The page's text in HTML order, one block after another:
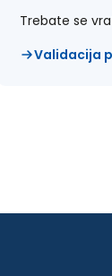
Trebate se
Validacija